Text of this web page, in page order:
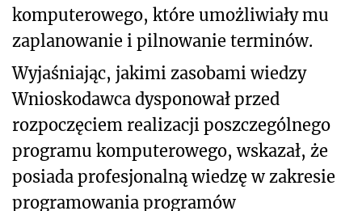
komputerowego, które umożliwiały mu
zaplanowanie i pilnowanie terminów.
Wyjaśniając, jakimi zasobami wiedzy
Wnioskodawca dysponował przed
rozpoczęciem realizacji poszczególnego
programu komputerowego, wskazał, że
posiada profesjonalną wiedzę w zakresie
programowania programów